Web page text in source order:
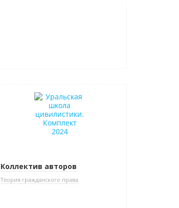
Нет в наличии
Коллектив авторов
Теория гражданского права